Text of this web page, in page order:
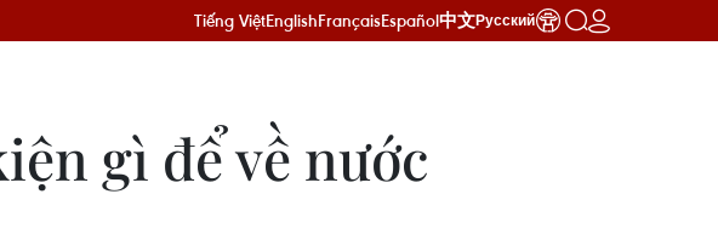
Tiếng ViệtEnglishFrançaisEspañol中文Русский
gì để về nước